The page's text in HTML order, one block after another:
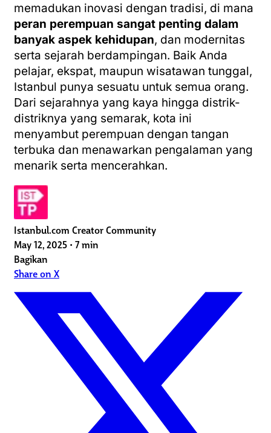
memadukan inovasi dengan tradisi, di mana
peran perempuan sangat penting dalam
banyak aspek kehidupan, dan modernitas
serta sejarah berdampingan. Baik Anda
pelajar, ekspat, maupun wisatawan tunggal,
Istanbul punya sesuatu untuk semua orang.
Dari sejarahnya yang kaya hingga distrik-
distriknya yang semarak, kota ini
menyambut perempuan dengan tangan
terbuka dan menawarkan pengalaman yang
menarik serta mencerahkan.
Istanbul.com Creator Community
May 12, 2025 • 7 min
Bagikan
Share on X